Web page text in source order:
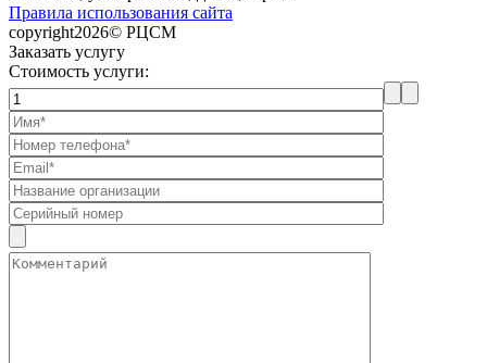
Правила использования сайта
copyright2026© РЦСМ
Заказать услугу
Стоимость услуги: